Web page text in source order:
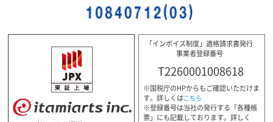
「インボイス制度」適格請求書発行
事業者登録番号
T2260001008618
※国税庁のHPからもご確認いただけま
す。詳しくはこちら
※登録番号は当社の発行する「各種帳
票」にも記載しております。詳しく